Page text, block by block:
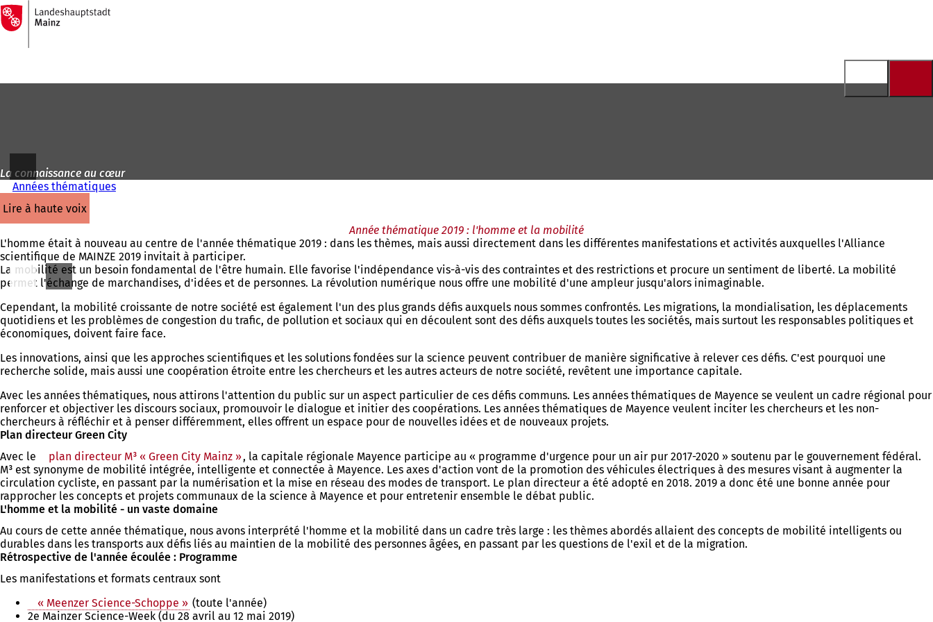
Accéder au contenu
Vers
la
page
d'accueil
La connaissance au cœur
Années thématiques
lire à haute voix
Année thématique 2019 : l'homme et la mobilité
L'homme était à nouveau au centre de l'année thématique 2019 : dans les thèmes, mais aussi directement dans les différentes manifestations et activités auxquelles l'Alliance
scientifique de MAINZE 2019 invitait à participer.
La mobilité est un besoin fondamental de l'être humain. Elle favorise l'indépendance vis-à-vis des contraintes et des restrictions et procure un sentiment de liberté. La mobilité
permet l'échange de marchandises, d'idées et de personnes. La révolution numérique nous offre une mobilité d'une ampleur jusqu'alors inimaginable.
Cependant, la mobilité croissante de notre société est également l'un des plus grands défis auxquels nous sommes confrontés. Les migrations, la mondialisation, les déplacements
quotidiens et les problèmes de congestion du trafic, de pollution et sociaux qui en découlent sont des défis auxquels toutes les sociétés, mais surtout les responsables politiques et
économiques, doivent faire face.
Les innovations, ainsi que les approches scientifiques et les solutions fondées sur la science peuvent contribuer de manière significative à relever ces défis. C'est pourquoi une
recherche solide, mais aussi une coopération étroite entre les chercheurs et les autres acteurs de notre société, revêtent une importance capitale.
Avec les années thématiques, nous attirons l'attention du public sur un aspect particulier de ces défis communs. Les années thématiques de Mayence se veulent un cadre régional pour
renforcer et objectiver les discours sociaux, promouvoir le dialogue et initier des coopérations. Les années thématiques de Mayence veulent inciter les chercheurs et les non-
chercheurs à réfléchir et à penser différemment, elles offrent un espace pour de nouvelles idées et de nouveaux projets.
Plan directeur Green City
Avec le
plan directeur M³ « Green City Mainz »(S'ouvre
dans
un
nouvel
, la capitale régionale Mayence participe au « programme d'urgence pour un air pur 2017-2020 » soutenu par le gouvernement fédéral.
M³ est synonyme de mobilité intégrée, intelligente et connectée à Mayence. Les axes d'action vont de la promotion des véhicules électriques à des mesures visant à augmenter la
circulation cycliste, en passant par la numérisation et la mise en réseau des modes de transport. Le plan directeur a été adopté en 2018. 2019 a donc été une bonne année pour
rapprocher les concepts et projets communaux de la science à Mayence et pour entretenir ensemble le débat public.
L'homme et la mobilité - un vaste domaine
Au cours de cette année thématique, nous avons interprété l'homme et la mobilité dans un cadre très large : les thèmes abordés allaient des concepts de mobilité intelligents ou
durables dans les transports aux défis liés au maintien de la mobilité des personnes âgées, en passant par les questions de l'exil et de la migration.
Rétrospective de l'année écoulée : Programme
Les manifestations et formats centraux sont
« Meenzer Science-Schoppe » (toute l'année)
2e Mainzer Science-Week (du 28 avril au 12 mai 2019)